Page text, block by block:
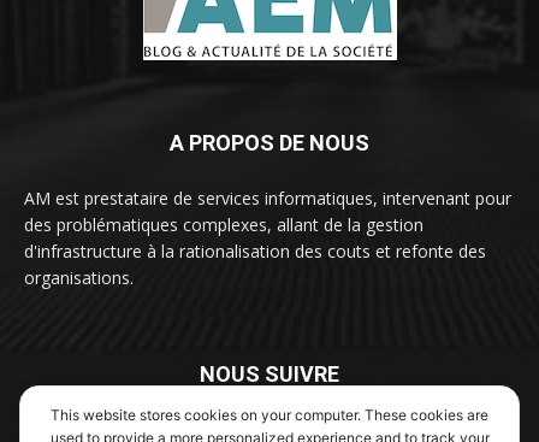
A PROPOS DE NOUS
AM est prestataire de services informatiques, intervenant pour
des problématiques complexes, allant de la gestion
d'infrastructure à la rationalisation des couts et refonte des
organisations.
NOUS SUIVRE
This website stores cookies on your computer. These cookies are
used to provide a more personalized experience and to track your